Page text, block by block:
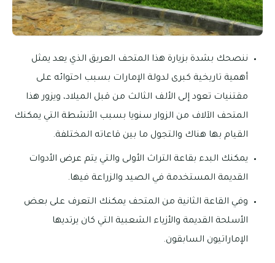
ننصحك بشدة بزيارة هذا المتحف العريق الذي يعد يمثل
أهمية تاريخية كبرى لدولة الإمارات بسبب احتوائه على
مقتنيات تعود إلى الألف الثالث من قبل الميلاد، ويزور هذا
المتحف الآلاف من الزوار سنويا بسبب الأنشطة التي يمكنك
القيام بها هناك والتجول ما بين قاعاته المختلفة.
يمكنك البدء بقاعة التراث الأولى والتي يتم عرض الأدوات
القديمة المستخدمة في الصيد والزراعة فيها.
وفي القاعة الثانية من المتحف يمكنك التعرف على بعض
الأسلحة القديمة والأزياء الشعبية التي كان يرتديها
الإماراتيون السابقون.